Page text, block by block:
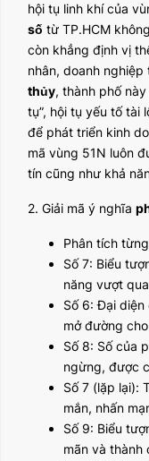
hội tụ linh khí của
số từ TP.HCM
còn khẳng định vị
nhân, doanh
thủy, thành phố
tụ”, hội tụ yếu tố tài
để phát triển kinh
mã vùng 51N luôn
tín cũng như khả
2. Giải mã ý nghĩa
Phân tích
Số 7: Biểu
năng vượt
Số 6: Đại
mở đường
Số 8: Số của
ngừng, được
Số 7 (lặp lại):
mắn, nhấn
Số 9: Biểu
mãn và thành